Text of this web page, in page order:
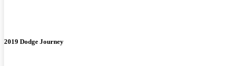
2019 Dodge Journey